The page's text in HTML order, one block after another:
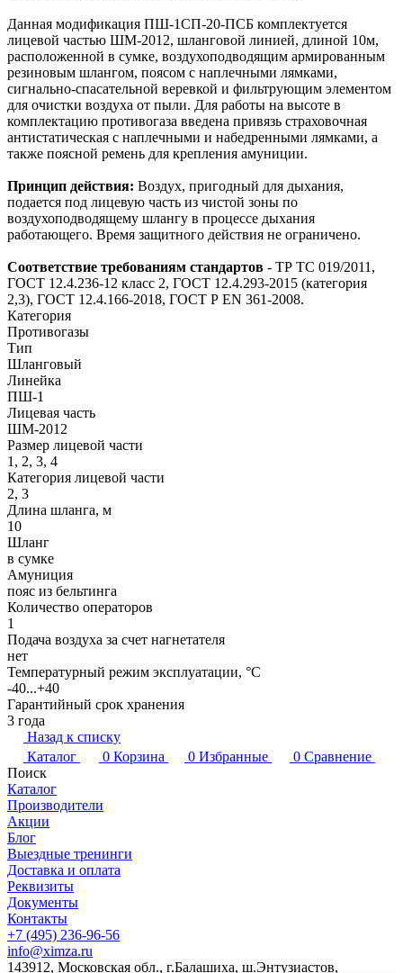
Данная модификация ПШ-1СП-20-ПСБ комплектуется
лицевой частью ШМ-2012, шланговой линией, длиной 10м,
расположенной в сумке, воздухоподводящим армированным
резиновым шлангом, поясом с наплечными лямками,
сигнально-спасательной веревкой и фильтрующим элементом
для очистки воздуха от пыли. Для работы на высоте в
комплектацию противогаза введена привязь страховочная
антистатическая с наплечными и набедренными лямками, а
также поясной ремень для крепления амуниции.
Принцип действия: Воздух, пригодный для дыхания,
подается под лицевую часть из чистой зоны по
воздухоподводящему шлангу в процессе дыхания
работающего. Время защитного действия не ограничено.
Соответствие требованиям стандартов - ТР ТС 019/2011,
ГОСТ 12.4.236-12 класс 2, ГОСТ 12.4.293-2015 (категория
2,3), ГОСТ 12.4.166-2018, ГОСТ Р EN 361-2008.
Категория
Противогазы
Тип
Шланговый
Линейка
ПШ-1
Лицевая часть
ШМ-2012
Размер лицевой части
1, 2, 3, 4
Категория лицевой части
2, 3
Длина шланга, м
10
Шланг
в сумке
Амуниция
пояс из бельтинга
Количество операторов
1
Подача воздуха за счет нагнетателя
нет
Температурный режим эксплуатации, °C
-40...+40
Гарантийный срок хранения
3 года
Назад к списку
Каталог
0 Корзина 0 Избранные 0 Сравнение
Поиск
Каталог
Производители
Акции
Блог
Выездные тренинги
Доставка и оплата
Реквизиты
Документы
Контакты
+7 (495) 236-96-56
info@ximza.ru
143912, Московская обл., г.Балашиха, ш.Энтузиастов,